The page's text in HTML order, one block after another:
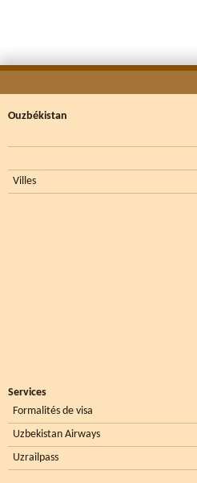
Ouzbékistan
Villes
Services
Formalités de visa
Uzbekistan Airways
Uzrailpass